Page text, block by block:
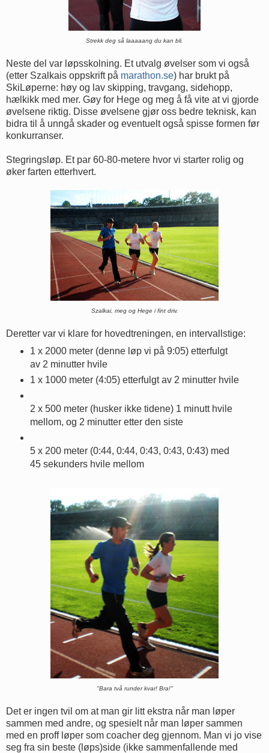
Strekk deg så laaaaang du kan bli.
Neste del var løpsskolning. Et utvalg øvelser som vi også
(etter Szalkais oppskrift på marathon.se) har brukt på
SkiLøperne: høy og lav skipping, travgang, sidehopp,
hælkikk med mer. Gøy for Hege og meg å få vite at vi gjorde
øvelsene riktig. Disse øvelsene gjør oss bedre teknisk, kan
bidra til å unngå skader og eventuelt også spisse formen før
konkurranser.
Stegringsløp. Et par 60-80-metere hvor vi starter rolig og
øker farten etterhvert.
Szalkai, meg og Hege i fint driv.
Deretter var vi klare for hovedtreningen, en intervallstige:
1 x 2000 meter (denne løp vi på 9:05) etterfulgt
av 2 minutter hvile
1 x 1000 meter (4:05) etterfulgt av 2 minutter hvile
2 x 500 meter (husker ikke tidene) 1 minutt hvile
mellom, og 2 minutter etter den siste
5 x 200 meter (0:44, 0:44, 0:43, 0:43, 0:43) med
45 sekunders hvile mellom
"Bara två runder kvar! Bra!"
Det er ingen tvil om at man gir litt ekstra når man løper
sammen med andre, og spesielt når man løper sammen
med en proff løper som coacher deg gjennom. Man vi jo vise
seg fra sin beste (løps)side (ikke sammenfallende med